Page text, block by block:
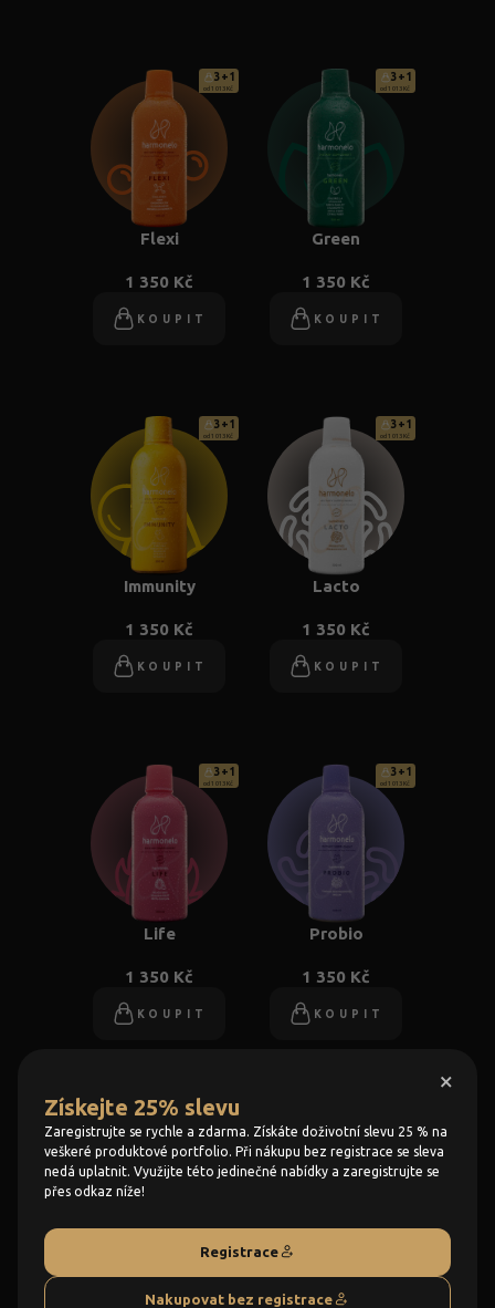
×
Získejte 25% slevu
Zaregistrujte se rychle a zdarma. Získáte doživotní slevu 25 % na
veškeré produktové portfolio. Při nákupu bez registrace se sleva
nedá uplatnit. Využijte této jedinečné nabídky a zaregistrujte se
přes odkaz níže!
Registrace
Nakupovat bez registrace
3+1
od 1 013 Kč
Flexi
1 350 Kč
KOUPIT
3+1
od 1 013 Kč
Green
1 350 Kč
KOUPIT
3+1
od 1 013 Kč
Immunity
1 350 Kč
KOUPIT
3+1
od 1 013 Kč
Lacto
1 350 Kč
KOUPIT
3+1
od 1 013 Kč
Life
1 350 Kč
KOUPIT
3+1
od 1 013 Kč
Probio
1 350 Kč
KOUPIT
3+1
od 1 013 Kč
Relax
od 1 013 Kč
Slimfit